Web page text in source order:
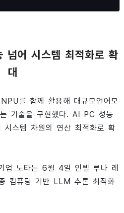
어 시스템 최적화로 확
대
를 함께 활용해 대규모언어모
기술을 구현했다. AI PC 성능
시스템 차원의 연산 최적화로 확
업 노타는 6월 4일 인텔 루나 레
컴퓨팅 기반 LLM 추론 최적화